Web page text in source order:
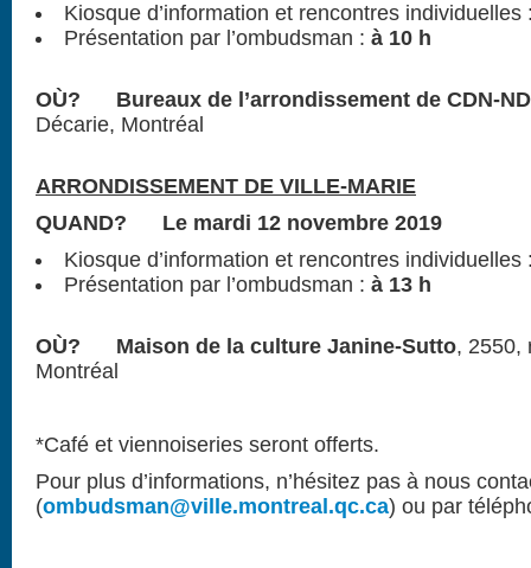
Kiosque d’information et rencontres
Présentation par l’ombudsman : à 10 h
OÙ? Bureaux de l’arrondissement de CDN-
Décarie, Montréal
ARRONDISSEMENT DE VILLE-MARIE
QUAND? Le mardi 12 novembre 2019
Kiosque d’information et rencontres
Présentation par l’ombudsman : à 13 h
OÙ? Maison de la culture Janine-Sutto, 2550,
Montréal
*Café et viennoiseries seront offerts.
Pour plus d’informations, n’hésitez pas à nous
(ombudsman@ville.montreal.qc.ca) ou par